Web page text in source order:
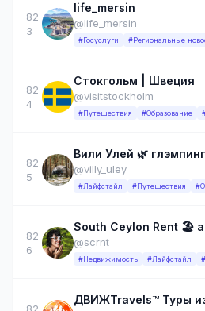
82
3
life_mersin
@life_mersin
#Госуслуги #Региональные
82
4
Стокгольм | Швеция
@visitstockholm
#Путешествия #Образование
82
5
@villy_uley
#Лайфстайл #Путешествия
82
6
@scrnt
#Недвижимость #Лайфстайл
82
ДВИЖTravels™ Туры